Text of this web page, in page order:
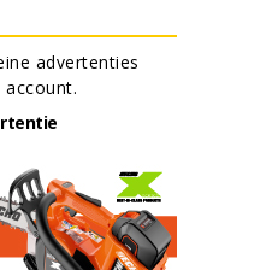
advertenties